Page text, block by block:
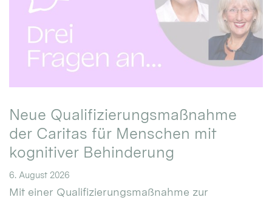
Neue Qualifizierungsmaßnahme
der Caritas für Menschen mit
kognitiver Behinderung
6. August 2026
Mit einer Qualifizierungsmaßnahme zur